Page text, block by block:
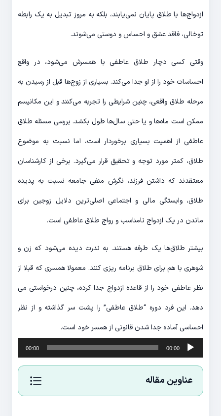
ازدواج‌­ها با طلاق پایان نمی‌یابند، بلکه به مروز تبدیل به یک رابطه
توخالی، فاقد عشق و احساس و دوستی می‌­شوند.
وقتی کسی دچار طلاق عاطفی با همسرش می­‌شود، در واقع
احساسات خود را از او جدا می­‌کند. بسیاری از زوج‌­ها قبل از رسیدن به
مرحله طلاق واقعی، چنین شرایطی را تجربه می‌­کنند و این مکانیسم
ممکن است ماه‌­ها و یا حتی سال­‌ها طول بکشد. بررسی مسئله طلاق
عاطفی از اهمیت بسیاری برخوردار است، اما نسبت به موضوع
طلاق، کمتر مورد توجه و تحقیق قرار می­‌گیرد. برخی از کارشناسان
معتقدند که داشتن فرزند، نگرش منفی جامعه نسبت به پدیده
طلاق، وابستگی مالی و اجتماعی اصلی‌­ترین دلایل زوجین برای
ماندن در یک ازدواج نامناسب و رواج طلاق عاطفی است.
بیشتر طلاق­‌ها یک طرفه هستند. به ندرت دیده می­‌شود که زن و
شوهری با هم برای طلاق برنامه ریزی کنند. معمولا همسری که قبلا از
نظر عاطفی خود را از قاعده ازدواج جدا کرده، چنین درخواستی می­‌
دهد. این فرد دوره “طلاق عاطفی” را پشت سر گذاشته و از نظر
احساسی آماده جدا شدن قانونی از همسر خود است.
پخش‌کننده
صوت
00:00
00:00
عناوین مقاله